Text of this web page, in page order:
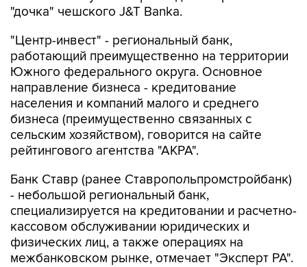
"дочка" чешского J&T Banka.
"Центр-инвест" - региональный банк,
работающий преимущественно на территории
Южного федерального округа. Основное
направление бизнеса - кредитование
населения и компаний малого и среднего
бизнеса (преимущественно связанных с
сельским хозяйством), говорится на сайте
рейтингового агентства "АКРА".
Банк Ставр (ранее Ставропольпромстройбанк)
- небольшой региональный банк,
специализируется на кредитовании и расчетно-
кассовом обслуживании юридических и
физических лиц, а также операциях на
межбанковском рынке, отмечает "Эксперт РА".